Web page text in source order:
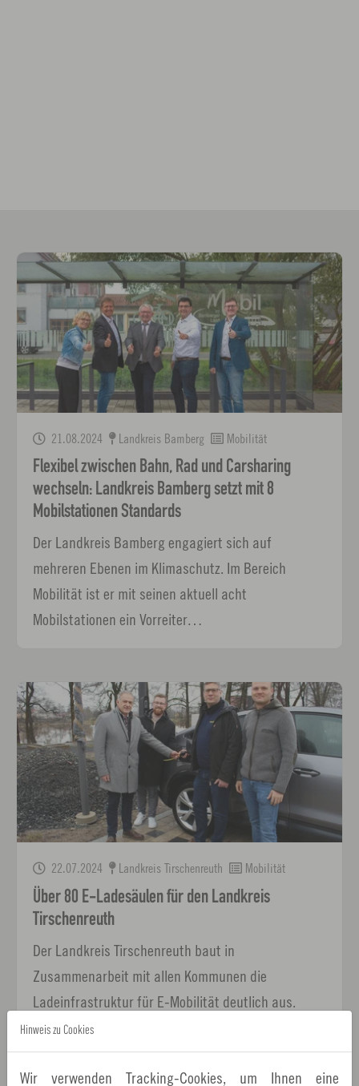
21.08.2024 Landkreis Bamberg Mobilität
Flexibel zwischen Bahn, Rad und Carsharing
wechseln: Landkreis Bamberg setzt mit 8
Mobilstationen Standards
Der Landkreis Bamberg engagiert sich auf
mehreren Ebenen im Klimaschutz. Im Bereich
Mobilität ist er mit seinen aktuell acht
Mobilstationen ein Vorreiter…
22.07.2024 Landkreis Tirschenreuth Mobilität
Über 80 E-Ladesäulen für den Landkreis
Tirschenreuth
Der Landkreis Tirschenreuth baut in
Zusammenarbeit mit allen Kommunen die
Ladeinfrastruktur für E-Mobilität deutlich aus.
Hinweis zu Cookies
Wir verwenden Tracking-Cookies, um Ihnen eine